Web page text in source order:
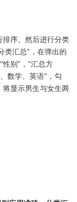
排序。然后进行分类
类汇总”，在弹出的
别”，“汇总方
数学、英语”，勾
将显示男生与女生两